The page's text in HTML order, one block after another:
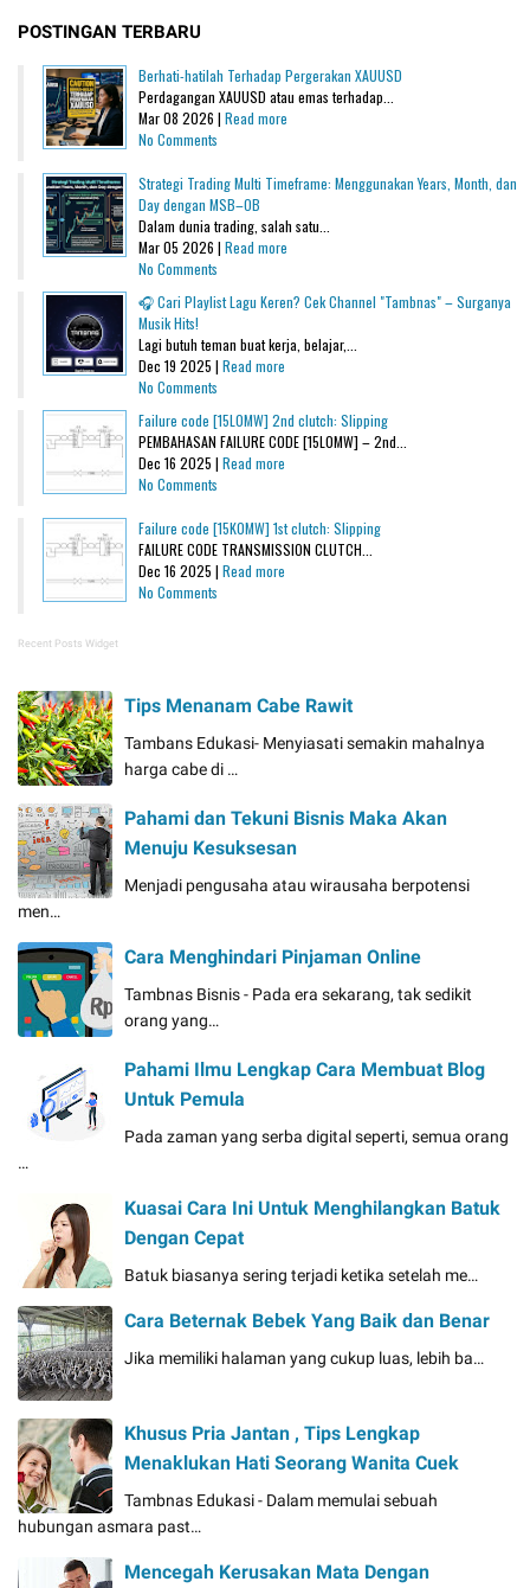
POSTINGAN TERBARU
Berhati-hatilah Terhadap Pergerakan XAUUSD
Perdagangan XAUUSD atau emas terhadap...
Mar 08 2026 | Read more
No Comments
Strategi Trading Multi Timeframe: Menggunakan Years, Month, dan
Day dengan MSB–OB
Dalam dunia trading, salah satu...
Mar 05 2026 | Read more
No Comments
🎧 Cari Playlist Lagu Keren? Cek Channel "Tambnas" – Surganya
Musik Hits!
Lagi butuh teman buat kerja, belajar,...
Dec 19 2025 | Read more
No Comments
Failure code [15L0MW] 2nd clutch: Slipping
PEMBAHASAN FAILURE CODE [15L0MW] – 2nd...
Dec 16 2025 | Read more
No Comments
Failure code [15K0MW] 1st clutch: Slipping
FAILURE CODE TRANSMISSION CLUTCH...
Dec 16 2025 | Read more
No Comments
Recent Posts Widget
Tips Menanam Cabe Rawit
Tambans Edukasi- Menyiasati semakin mahalnya
harga cabe di …
Pahami dan Tekuni Bisnis Maka Akan
Menuju Kesuksesan
Menjadi pengusaha atau wirausaha berpotensi
men…
Cara Menghindari Pinjaman Online
Tambnas Bisnis - Pada era sekarang, tak sedikit
orang yang…
Pahami Ilmu Lengkap Cara Membuat Blog
Untuk Pemula
Pada zaman yang serba digital seperti, semua orang
…
Kuasai Cara Ini Untuk Menghilangkan Batuk
Dengan Cepat
Batuk biasanya sering terjadi ketika setelah me…
Cara Beternak Bebek Yang Baik dan Benar
Jika memiliki halaman yang cukup luas, lebih ba…
Khusus Pria Jantan , Tips Lengkap
Menaklukan Hati Seorang Wanita Cuek
Tambnas Edukasi - Dalam memulai sebuah
hubungan asmara past…
Mencegah Kerusakan Mata Dengan